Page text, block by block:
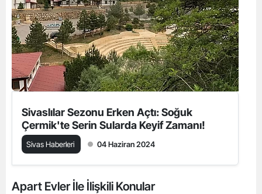
Sivaslılar Sezonu Erken Açtı: Soğuk
Çermik'te Serin Sularda Keyif Zamanı!
Sivas Haberleri 04 Haziran 2024
Apart Evler İle İlişkili Konular